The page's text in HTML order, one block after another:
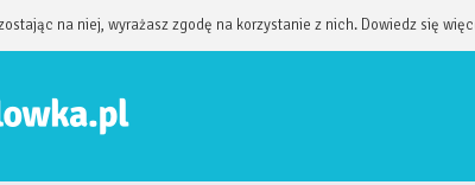
na niej, wyrażasz zgodę na korzystanie z nich. Dowiedz się